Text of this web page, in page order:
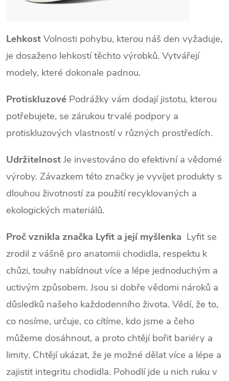
LehkostVolnosti pohybu, kterou náš den vyžaduje,
je dosaženo lehkostí těchto výrobků. Vytvářejí
modely, které dokonale padnou.
Protiskluzové Podrážky vám dodají jistotu, kterou
potřebujete, se zárukou trvalé podpory a
protiskluzových vlastností v různých prostředích.
UdržitelnostJe investováno do efektivní a vědomé
výroby. Závazkem této značky je vyvíjet produkty s
dlouhou životností za použití recyklovaných a
ekologických materiálů.
Proč vznikla značka Lyfit a její myšlenka Lyfit se
zrodil z vášně pro anatomii chodidla, respektu k
chůzi, touhy nabídnout více a lépe jednoduchým a
uctivým způsobem. Jsou si dobře vědomi nároků a
důsledků našeho každodenního života. Vědí, že to,
co nosíme, určuje, co cítíme, kdo jsme a čeho
můžeme dosáhnout, a proto chtějí bořit bariéry a
limity. Chtějí ukázat, že je možné dělat více a lépe a
zajistit integritu chodidla. Pohodlí jde u nich ruku v